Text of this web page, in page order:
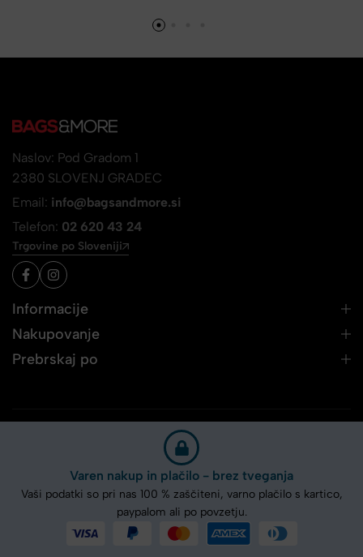
Naslov: Pod Gradom 1
2380 SLOVENJ GRADEC
Email: info@bagsandmore.si
Telefon: 02 620 43 24
Trgovine po Sloveniji
Informacije
Nakupovanje
Prebrskaj po
Varen nakup in plačilo - brez tveganja
Vaši podatki so pri nas 100 % zaščiteni, varno plačilo s kartico,
paypalom ali po povzetju.